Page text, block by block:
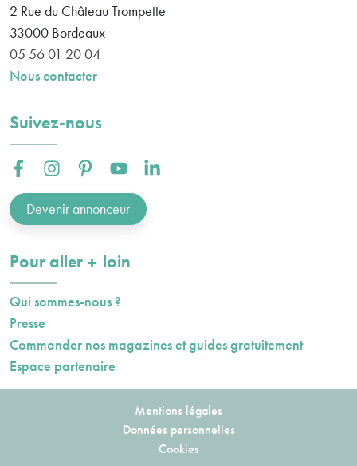
2 Rue du Château Trompette
33000 Bordeaux
05 56 01 20 04
Nous contacter
Suivez-nous
Facebook :Instagram :Pinterest :Youtube :Linkedin :
Devenir annonceur
Pour aller plusloin
Qui sommes-nous ?
Presse
Commander nos magazines et guides gratuitement
Espace partenaire
Mentions légales
Données personnelles
Cookies